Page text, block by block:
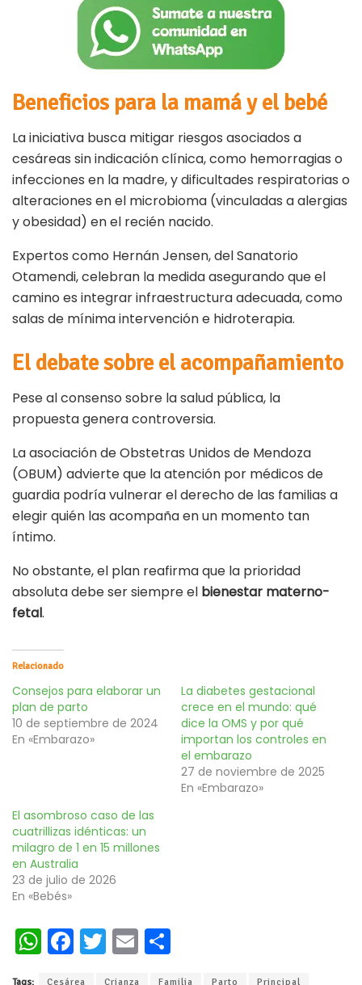
Beneficios para la mamá y el bebé
La iniciativa busca mitigar riesgos asociados a
cesáreas sin indicación clínica, como hemorragias o
infecciones en la madre, y dificultades respiratorias o
alteraciones en el microbioma (vinculadas a alergias
y obesidad) en el recién nacido.
Expertos como Hernán Jensen, del Sanatorio
Otamendi, celebran la medida asegurando que el
camino es integrar infraestructura adecuada, como
salas de mínima intervención e hidroterapia.
El debate sobre el acompañamiento
Pese al consenso sobre la salud pública, la
propuesta genera controversia.
La asociación de Obstetras Unidos de Mendoza
(OBUM) advierte que la atención por médicos de
guardia podría vulnerar el derecho de las familias a
elegir quién las acompaña en un momento tan
íntimo.
No obstante, el plan reafirma que la prioridad
absoluta debe ser siempre el bienestar materno-
fetal.
Relacionado
Consejos para elaborar un
plan de parto
10 de septiembre de 2024
En «Embarazo»
La diabetes gestacional
crece en el mundo: qué
dice la OMS y por qué
importan los controles en
el embarazo
27 de noviembre de 2025
En «Embarazo»
El asombroso caso de las
cuatrillizas idénticas: un
milagro de 1 en 15 millones
en Australia
23 de julio de 2026
En «Bebés»
W Fa T
E
Tags: Cesárea Crianza Familia Parto Principal